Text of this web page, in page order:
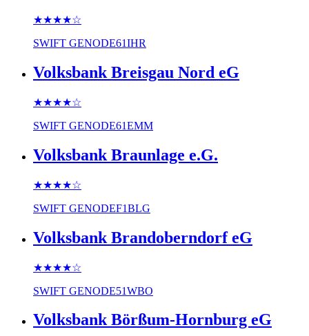
★★★★☆
SWIFT GENODE61IHR
Volksbank Breisgau Nord eG
★★★★☆
SWIFT GENODE61EMM
Volksbank Braunlage e.G.
★★★★☆
SWIFT GENODEF1BLG
Volksbank Brandoberndorf eG
★★★★☆
SWIFT GENODE51WBO
Volksbank Börßum-Hornburg eG